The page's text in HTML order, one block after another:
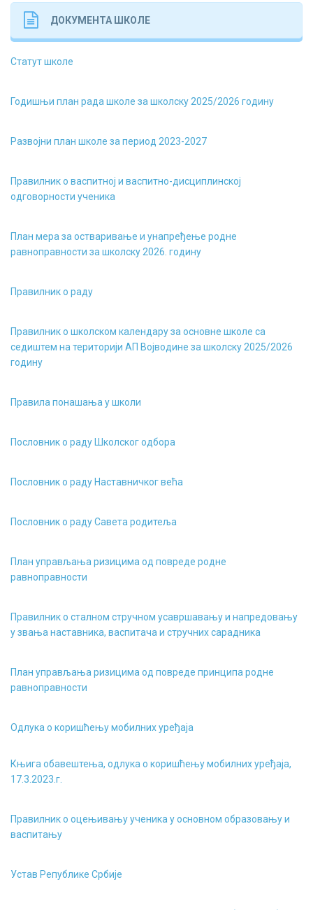
ДОКУМЕНТА ШКОЛЕ
Статут школе
Годишњи план рада школе за школску 2025/2026 годину
Развојни план школе за период 2023-2027
Правилник о васпитној и васпитно-дисциплинској
одговорности ученика
План мера за остваривање и унапређење родне
равноправности за школску 2026. годину
Правилник о раду
Правилник о школском календару за основне школе са
седиштем на територији АП Војводине за школску 2025/2026
годину
Правила понашања у школи
Пословник о раду Школског одбора
Пословник о раду Наставничког већа
Пословник о раду Савета родитеља
План управљања ризицима од повреде родне
равноправности
Правилник о сталном стручном усавршавању и напредовању
у звања наставника, васпитача и стручних сарадника
План управљања ризицима од повреде принципа родне
равноправности
Одлука о коришћењу мобилних уређаја
Књига обавештења, одлука о коришћењу мобилних уређаја,
17.3.2023.г.
Правилник о оцењивању ученика у основном образовању и
васпитању
Устав Републике Србије